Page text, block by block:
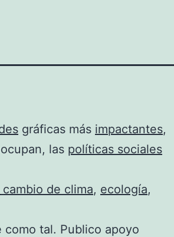
gráficas más impactantes,
las políticas sociales
cambio de clima, ecología,
como tal. Publico apoyo